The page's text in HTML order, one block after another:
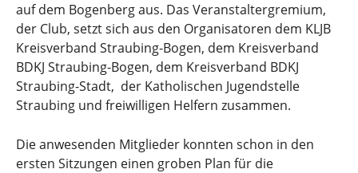
auf dem Bogenberg aus. Das Veranstaltergremium,
der Club, setzt sich aus den Organisatoren dem KLJB
Kreisverband Straubing-Bogen, dem Kreisverband
BDKJ Straubing-Bogen, dem Kreisverband BDKJ
Straubing-Stadt, der Katholischen Jugendstelle
Straubing und freiwilligen Helfern zusammen.
Die anwesenden Mitglieder konnten schon in den
ersten Sitzungen einen groben Plan für die